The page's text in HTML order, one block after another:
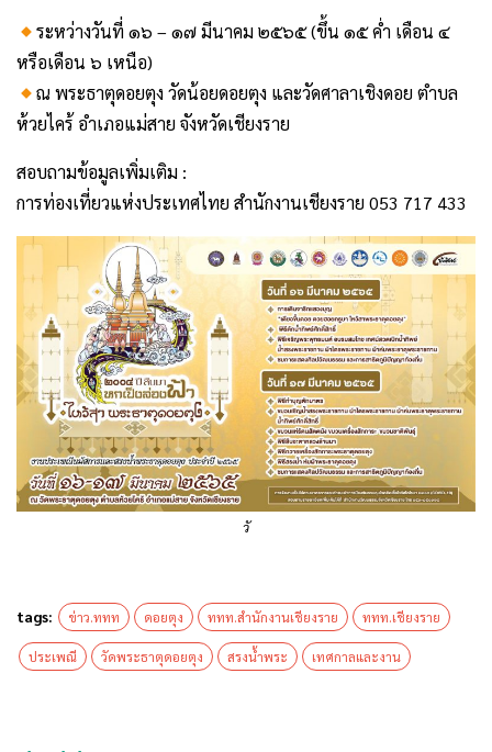
ระหว่างวันที่ ๑๖ – ๑๗ มีนาคม ๒๕๖๕ (ขึ้น ๑๕ ค่ำ เดือน ๔
หรือเดือน ๖ เหนือ)
ณ พระธาตุดอยตุง วัดน้อยดอยตุง และวัดศาลาเชิงดอย ตำบล
ห้วยไคร้ อำเภอแม่สาย จังหวัดเชียงราย
สอบถามข้อมูลเพิ่มเติม :
การท่องเที่ยวแห่งประเทศไทย สำนักงานเชียงราย 053 717 433
วั
tags: ข่าว.ททท ดอยตุง ททท.สำนักงานเชียงราย ททท.เชียงราย
ประเพณี วัดพระธาตุดอยตุง สรงน้ำพระ เทศกาลและงาน